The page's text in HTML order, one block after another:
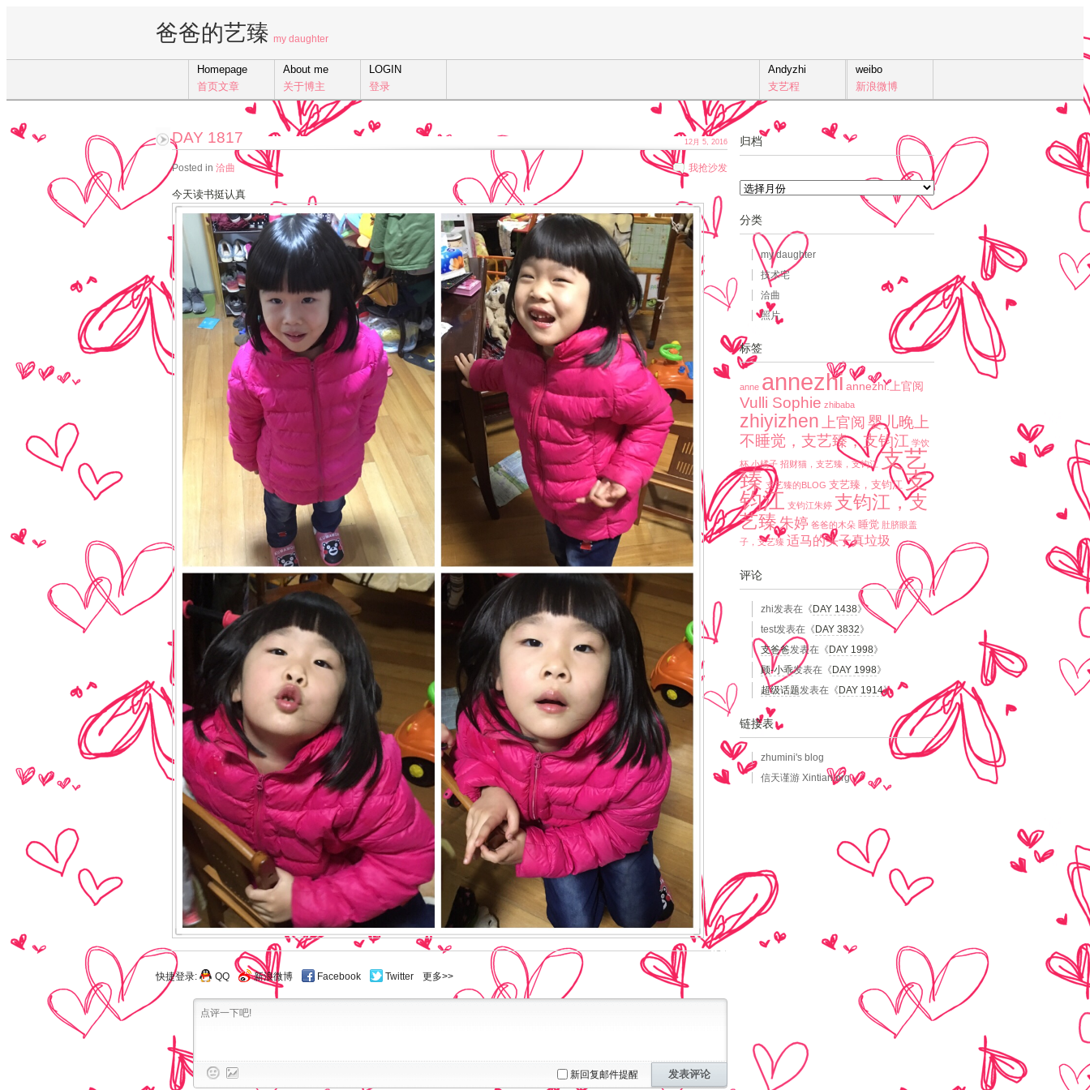
爸爸的艺臻 my daughter
Homepage
首页文章
About me
关于博主
LOGIN
登录
weibo
新浪微博
Andyzhi
支艺程
DAY 1817
Posted in 洽曲 我抢沙发
今天读书挺认真
12月 5, 2016
快捷登录: QQ 新浪微博 Facebook Twitter 更多>>
新回复邮件提醒 发表评论
归档
档
分类
my daughter
技术宅
洽曲
照片
标签
anne annezhi annezhi.上官阅
Vulli Sophie zhibaba
zhiyizhen 上官阅 婴儿晚上
不睡觉，支艺臻，支钧江 学饮
杯 小橘子 招财猫，支艺臻，支钧江 支艺
臻 支艺臻的BLOG 支艺臻，支钧江 支
钧江 支钧江朱婷 支钧江，支
艺臻朱婷 爸爸的木朵 睡觉 肚脐眼盖
子，支艺臻 适马的头子真垃圾
评论
zhi发表在《 DAY 1438》
test发表在《 DAY 3832》
支爸爸发表在《 DAY 1998》
顾-小乖发表在《 DAY 1998》
超级话题发表在《 DAY 1914》
链接表
zhumini's blog
信天谨游 Xintian.org